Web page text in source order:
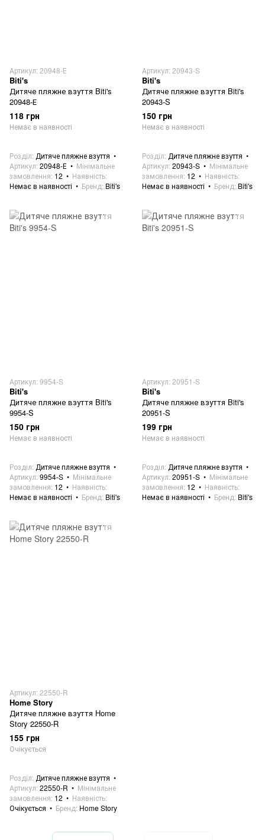
Артикул: 20948-Е
Biti's
Дитяче пляжне взуття Biti's
20948-Е
118 грн
Немає в наявності
Розділ Дитяче пляжне взуття
Артикул 20948-Е
Мінімальне
замовлення 12
Наявність
Немає в наявності
Бренд Biti's
Артикул: 20943-S
Biti's
Дитяче пляжне взуття Biti's
20943-S
150 грн
Немає в наявності
Розділ Дитяче пляжне взуття
Артикул 20943-S
Мінімальне
замовлення 12
Наявність
Немає в наявності
Бренд Biti's
Артикул: 9954-S
Biti's
Дитяче пляжне взуття Biti's
9954-S
150 грн
Немає в наявності
Розділ Дитяче пляжне взуття
Артикул 9954-S
Мінімальне
замовлення 12
Наявність
Немає в наявності
Бренд Biti's
Артикул: 20951-S
Biti's
Дитяче пляжне взуття Biti's
20951-S
199 грн
Немає в наявності
Розділ Дитяче пляжне взуття
Артикул 20951-S
Мінімальне
замовлення 12
Наявність
Немає в наявності
Бренд Biti's
Артикул: 22550-R
Home Story
Дитяче пляжне взуття Home
Story 22550-R
155 грн
Очікується
Розділ Дитяче пляжне взуття
Артикул 22550-R
Мінімальне
замовлення 12
Наявність
Очікується
Бренд Home Story